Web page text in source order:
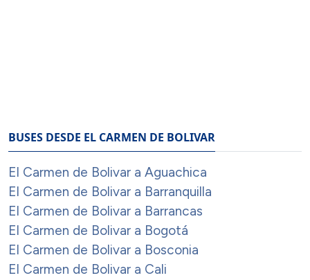
BUSES DESDE EL CARMEN DE BOLIVAR
El Carmen de Bolivar a Aguachica
El Carmen de Bolivar a Barranquilla
El Carmen de Bolivar a Barrancas
El Carmen de Bolivar a Bogotá
El Carmen de Bolivar a Bosconia
El Carmen de Bolivar a Cali